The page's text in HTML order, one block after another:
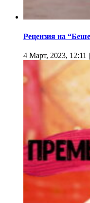
Рецензия на
4 Март, 2023, 12:11 |